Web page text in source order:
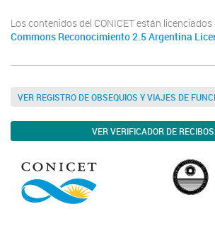
Los contenidos del CONICET están licenciados
Commons Reconocimiento 2.5 Argentina
VER REGISTRO DE OBSEQUIOS Y VIAJES DE
VER VERIFICADOR DE RECIBOS